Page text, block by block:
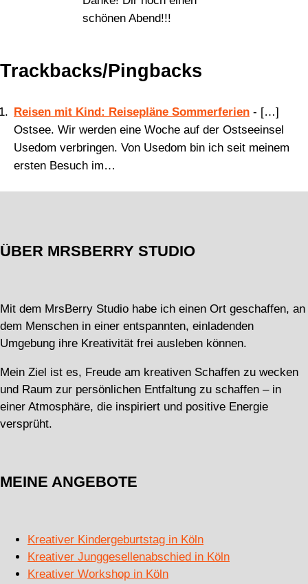
schönen Abend!!!
Trackbacks/Pingbacks
Reisen mit Kind: Reisepläne Sommerferien - […]
Ostsee. Wir werden eine Woche auf der Ostseeinsel
Usedom verbringen. Von Usedom bin ich seit meinem
ersten Besuch im…
ÜBER MRSBERRY STUDIO
Mit dem MrsBerry Studio habe ich einen Ort geschaffen, an
dem Menschen in einer entspannten, einladenden
Umgebung ihre Kreativität frei ausleben können.
Mein Ziel ist es, Freude am kreativen Schaffen zu wecken
und Raum zur persönlichen Entfaltung zu schaffen – in
einer Atmosphäre, die inspiriert und positive Energie
versprüht.
MEINE ANGEBOTE
Kreativer Kindergeburtstag in Köln
Kreativer Junggesellenabschied in Köln
Kreativer Workshop in Köln